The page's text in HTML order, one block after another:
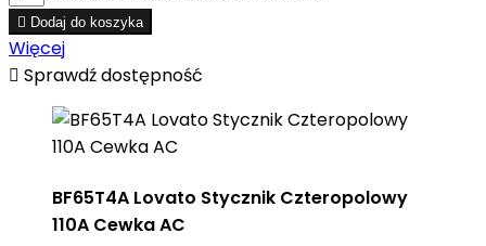
 Dodaj do koszyka
Więcej
 Sprawdź dostępność
BF65T4A Lovato Stycznik Czteropolowy
110A Cewka AC